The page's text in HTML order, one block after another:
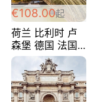
€108.00起
荷兰 比利时 卢
森堡 德国 法国
超爽玩遍西欧 循
环线 全程四星宾
馆 108欧/人/天